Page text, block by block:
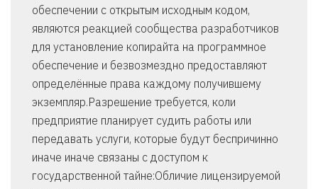
обеспечении с открытым исходным кодом,
являются реакцией сообщества разработчиков
для установление копирайта на программное
обеспечение и безвозмездно предоставляют
определённые права каждому получившему
экземпляр.Разрешение требуется, коли
предприятие планирует судить работы или
передавать услуги, которые будут беспричинно
иначе иначе связаны с доступом к
государственной тайне:Обличие лицензируемой